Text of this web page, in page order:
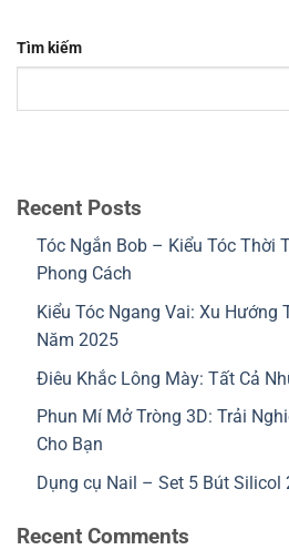
Tìm kiếm
Recent Posts
Tóc Ngắn Bob – Kiểu Tóc Thời
Phong Cách
Kiểu Tóc Ngang Vai: Xu Hướng
Năm 2025
Điêu Khắc Lông Mày: Tất Cả
Phun Mí Mở Tròng 3D: Trải
Cho Bạn
Dụng cụ Nail – Set 5 Bút Silicol
Recent Comments